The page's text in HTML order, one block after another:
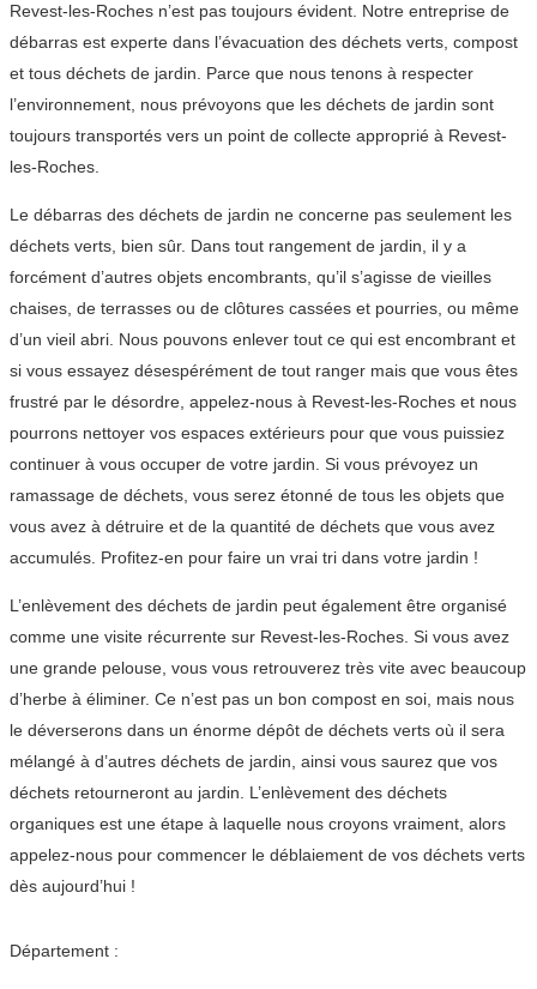
Revest-les-Roches n’est pas toujours évident. Notre entreprise de
débarras est experte dans l’évacuation des déchets verts, compost
et tous déchets de jardin. Parce que nous tenons à respecter
l’environnement, nous prévoyons que les déchets de jardin sont
toujours transportés vers un point de collecte approprié à Revest-
les-Roches.
Le débarras des déchets de jardin ne concerne pas seulement les
déchets verts, bien sûr. Dans tout rangement de jardin, il y a
forcément d’autres objets encombrants, qu’il s’agisse de vieilles
chaises, de terrasses ou de clôtures cassées et pourries, ou même
d’un vieil abri. Nous pouvons enlever tout ce qui est encombrant et
si vous essayez désespérément de tout ranger mais que vous êtes
frustré par le désordre, appelez-nous à Revest-les-Roches et nous
pourrons nettoyer vos espaces extérieurs pour que vous puissiez
continuer à vous occuper de votre jardin. Si vous prévoyez un
ramassage de déchets, vous serez étonné de tous les objets que
vous avez à détruire et de la quantité de déchets que vous avez
accumulés. Profitez-en pour faire un vrai tri dans votre jardin !
L’enlèvement des déchets de jardin peut également être organisé
comme une visite récurrente sur Revest-les-Roches. Si vous avez
une grande pelouse, vous vous retrouverez très vite avec beaucoup
d’herbe à éliminer. Ce n’est pas un bon compost en soi, mais nous
le déverserons dans un énorme dépôt de déchets verts où il sera
mélangé à d’autres déchets de jardin, ainsi vous saurez que vos
déchets retourneront au jardin. L’enlèvement des déchets
organiques est une étape à laquelle nous croyons vraiment, alors
appelez-nous pour commencer le déblaiement de vos déchets verts
dès aujourd’hui !
Département :